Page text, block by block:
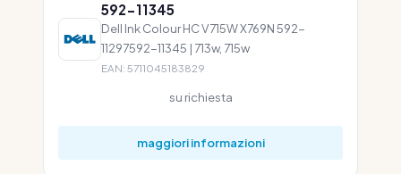
592-11345
Dell Ink Colour HC V715W X769N 592-
11297592-11345 | 713w, 715w
EAN: 5711045183829
su richiesta
maggiori informazioni